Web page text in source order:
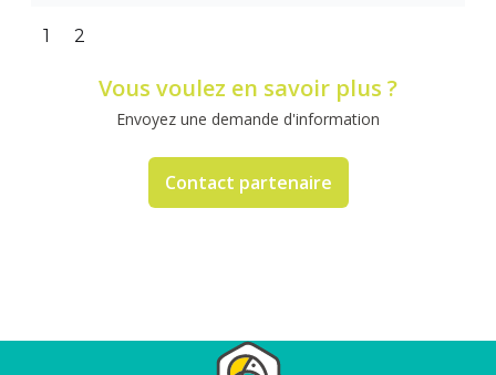
1 2
Vous voulez en savoir plus ?
Envoyez une demande d'information
Contact partenaire